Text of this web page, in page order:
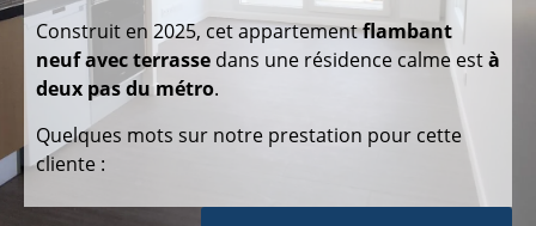
Construit en 2025, cet appartementflambant
neufavec terrasse dans une résidence calme està
deux pas du métro.
Quelques mots sur notre prestation pour cette
cliente :